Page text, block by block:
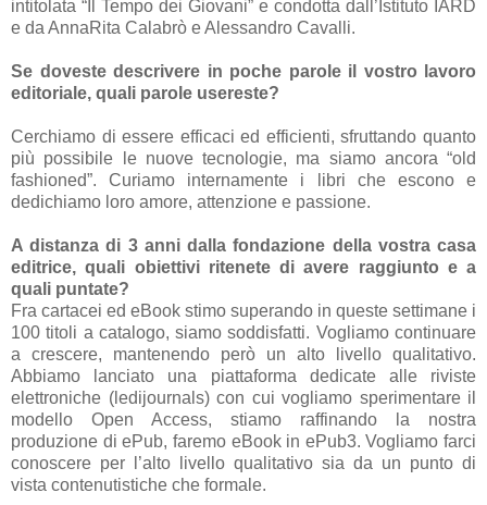
intitolata “Il Tempo dei Giovani” e condotta dall’Istituto IARD
e da AnnaRita Calabrò e Alessandro Cavalli.
Se doveste descrivere in poche parole il vostro lavoro
editoriale, quali parole usereste?
Cerchiamo di essere efficaci ed efficienti, sfruttando quanto
più possibile le nuove tecnologie, ma siamo ancora “old
fashioned”. Curiamo internamente i libri che escono e
dedichiamo loro amore, attenzione e passione.
A distanza di 3 anni dalla fondazione della vostra casa
editrice, quali obiettivi ritenete di avere raggiunto e a
quali puntate?
Fra cartacei ed eBook stimo superando in queste settimane i
100 titoli a catalogo, siamo soddisfatti. Vogliamo continuare
a crescere, mantenendo però un alto livello qualitativo.
Abbiamo lanciato una piattaforma dedicate alle riviste
elettroniche (ledijournals) con cui vogliamo sperimentare il
modello Open Access, stiamo raffinando la nostra
produzione di ePub, faremo eBook in ePub3. Vogliamo farci
conoscere per l’alto livello qualitativo sia da un punto di
vista contenutistiche che formale.